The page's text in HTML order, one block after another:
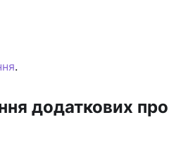
.
додаткових